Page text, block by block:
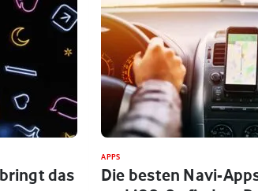
das
APPS
Die besten Navi-